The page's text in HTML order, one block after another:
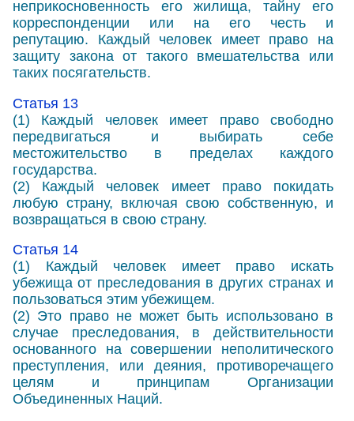
неприкосновенность его жилища, тайну его
корреспонденции или на его честь и
репутацию. Каждый человек имеет право на
защиту закона от такого вмешательства или
таких посягательств.
Статья 13
(1) Каждый человек имеет право свободно
передвигаться и выбирать себе
местожительство в пределах каждого
государства.
(2) Каждый человек имеет право покидать
любую страну, включая свою собственную, и
возвращаться в свою страну.
Статья 14
(1) Каждый человек имеет право искать
убежища от преследования в других странах и
пользоваться этим убежищем.
(2) Это право не может быть использовано в
случае преследования, в действительности
основанного на совершении неполитического
преступления, или деяния, противоречащего
целям и принципам Организации
Объединенных Наций.